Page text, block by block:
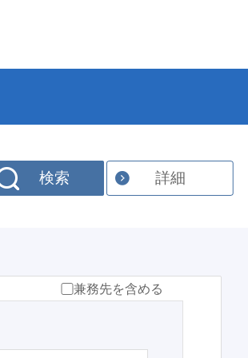
検索 詳細
兼務先を含める